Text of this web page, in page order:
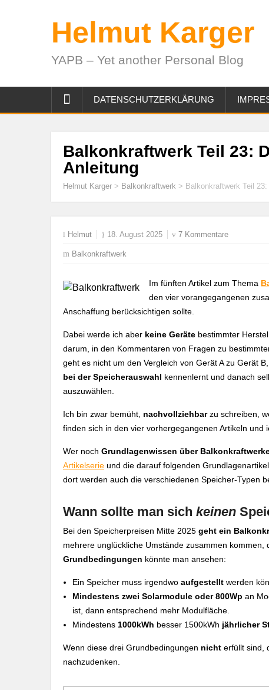
Helmut Karger
YAPB – Yet another Personal Blog
DATENSCHUTZERKLÄRUNG
Balkonkraftwerk Teil 23:
Anleitung
Helmut Karger > Balkonkraftwerk > Balkonkraftwerk Teil
Helmut 18. August 2025 7 Kommentare
Balkonkraftwerk
Im fünften Artikel zum Thema
den vier vorangegangenen
Anschaffung berücksichtigen sollte.
Dabei werde ich aber keine Geräte bestimmter
darum, in den Kommentaren von Fragen zu
geht es nicht um den Vergleich von Gerät A zu Gerät
bei der Speicherauswahl kennenlernt und danach
auszuwählen.
Ich bin zwar bemüht, nachvollziehbarzu schreiben,
finden sich in den vier vorhergegangenen Artikeln und
Wer noch Grundlagenwissen über
Artikelserie und die darauf folgenden
dort werden auch die verschiedenen Speicher-Typen
Wann sollte man sich keinen
Bei den Speicherpreisen Mitte 2025 geht ein
mehrere unglückliche Umstände zusammen
Grundbedingungen könnte man ansehen:
Ein Speicher muss irgendwo aufgestellt werden
Mindestens zwei Solarmodule oder 800Wp an
ist, dann entsprechend mehr Modulfläche.
Mindestens 1000kWh besser 1500kWh jährlicher
Wenn diese drei Grundbedingungen nicht erfüllt sind,
nachzudenken.